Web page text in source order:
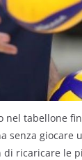
nel tabellone
senza giocare
ricaricare le